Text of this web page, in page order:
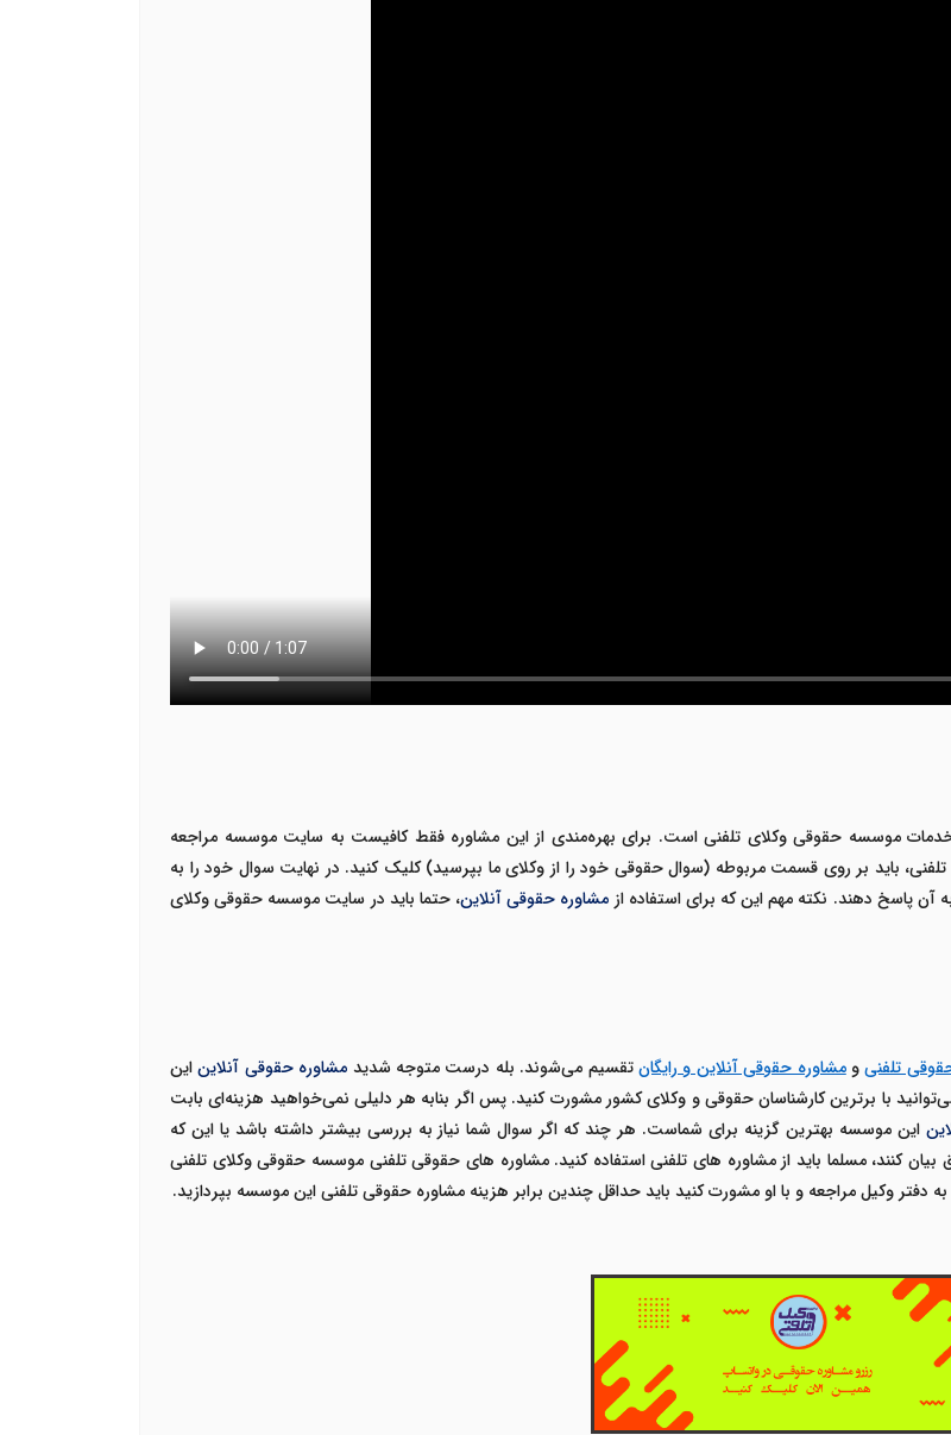
موسسه حقوقی وکلای تلفنی است. برای بهره‌مندی از این مشاوره فقط کافیست به سایت موسسه مراجعه
باید بر روی قسمت مربوطه (سوال حقوقی خود را از وکلای ما بپرسید) کلیک کنید. در نهایت سوال خود را به
آن پاسخ دهند. نکته مهم این که برای استفاده از مشاوره حقوقی آنلاین، حتما باید در سایت موسسه حقوقی وکلای
تلفنیومشاوره حقوقی آنلاین و رایگانتقسیم می‌شوند. بله درست متوجه شدید مشاوره حقوقی آنلایناین
با برترین کارشناسان حقوقی و وکلای کشور مشورت کنید. پس اگر بنابه هر دلیلی نمی‌خواهید هزینه‌ای بابت
این موسسه بهترین گزینه برای شماست. هر چند که اگر سوال شما نیاز به بررسی بیشتر داشته باشد یا این که
کنند، مسلما باید از مشاوره های تلفنی استفاده کنید.مشاوره های حقوقی تلفنی موسسه حقوقی وکلای تلفنی
وکیل مراجعه و با او مشورت کنید باید حداقل چندین برابر هزینه مشاوره حقوقی تلفنی این موسسه بپردازید.